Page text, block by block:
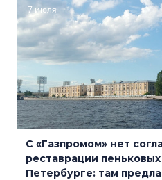
7 июля
С «Газпромом» нет
реставрации
Петербурге: там